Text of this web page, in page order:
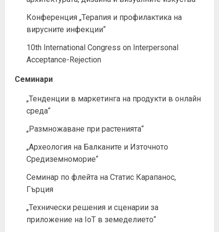
Конференция „Терапия и профилактика на
вирусните инфекции“
10th International Congress on Interpersonal
Acceptance-Rejection
Семинари
„Тенденции в маркетинга на продукти в онлайн
среда“
„Размножаване при растенията“
„Археология на Балканите и Източното
Средиземноморие“
Семинар по флейта на Статис Карапанос,
Гърция
„Технически решения и сценарии за
приложение на IoT в земеделието“